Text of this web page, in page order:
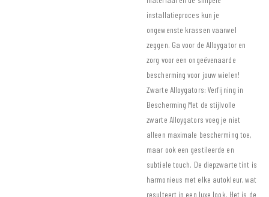
installatieproces kun je
ongewenste krassen vaarwel
zeggen. Ga voor de Alloygator en
zorg voor een ongeëvenaarde
bescherming voor jouw wielen!
Zwarte Alloygators: Verfijning in
Bescherming Met de stijlvolle
zwarte Alloygators voeg je niet
alleen maximale bescherming toe,
maar ook een gestileerde en
subtiele touch. De diepzwarte tint is
harmonieus met elke autokleur, wat
resulteert in een luxe look. Het is de